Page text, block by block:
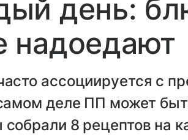
день:
надоедают
ассоциируется с
деле ПП может
8 рецептов на